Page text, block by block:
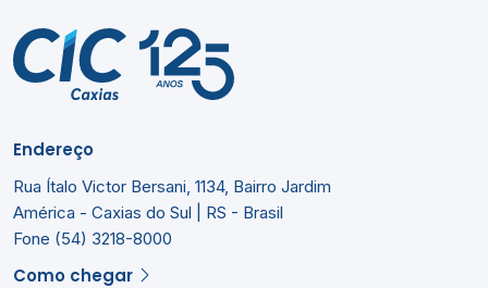
Endereço
Rua Ítalo Victor Bersani, 1134, Bairro Jardim
América - Caxias do Sul | RS - Brasil
Fone (54) 3218-8000
Como chegar